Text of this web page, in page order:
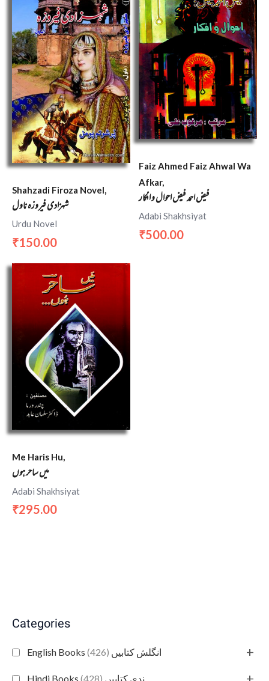
Categories
English Books انگلش کتابیں (426) +
Hindi Books ہندی کتابیں (428)
Shahzadi Firoza Novel,
شہزادی فیروزہ ناول
Urdu Novel
₹150.00
Faiz Ahmed Faiz Ahwal Wa
Afkar,
فیض احمد فیض احوال و افکار
Adabi Shakhsiyat
₹500.00
Me Haris Hu,
میں ساحر ہوں
Adabi Shakhsiyat
₹295.00